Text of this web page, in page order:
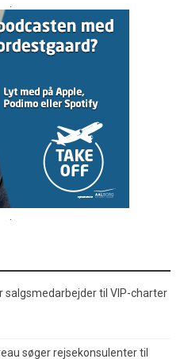
salgsmedarbejder til VIP-charter
søger rejsekonsulenter til